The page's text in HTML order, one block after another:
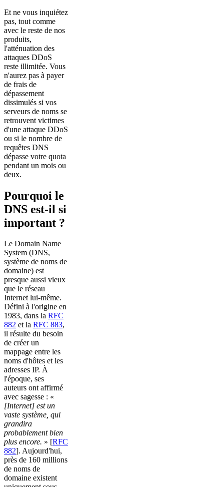
Et ne vous inquiétez
pas, tout comme
avec le reste de nos
produits,
l'atténuation des
attaques DDoS
reste illimitée. Vous
n'aurez pas à payer
de frais de
dépassement
dissimulés si vos
serveurs de noms se
retrouvent victimes
d'une attaque DDoS
ou si le nombre de
requêtes DNS
dépasse votre quota
pendant un mois ou
deux.
Pourquoi le
DNS est-il si
important ?
Le Domain Name
System (DNS,
système de noms de
domaine) est
presque aussi vieux
que le réseau
Internet lui-même.
Défini à l'origine en
1983, dans la RFC
882 et la RFC 883,
il résulte du besoin
de créer un
mappage entre les
noms d'hôtes et les
adresses IP. À
l'époque, ses
auteurs ont affirmé
avec sagesse : «
[Internet] est un
vaste système, qui
grandira
probablement bien
plus encore. » [RFC
882]. Aujourd'hui,
près de 160 millions
de noms de
domaine existent